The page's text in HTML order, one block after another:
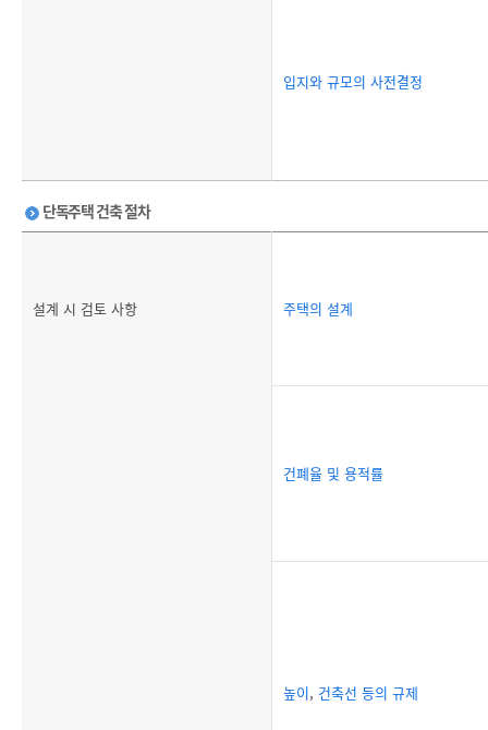
입지와 규모의 사전결정
단독주택 건축 절차
설계 시 검토 사항 주택의 설계
건폐율 및 용적률
높이, 건축선 등의 규제